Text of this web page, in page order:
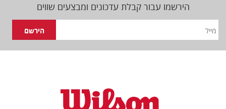
הירשמו עבור קבלת עדכונים ומבצעים שווים